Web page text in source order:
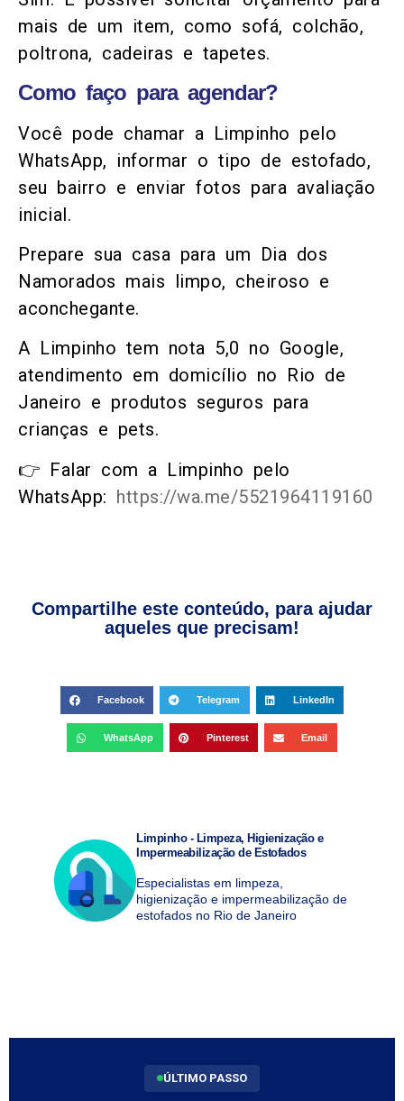
mais de um item, como sofá, colchão,
poltrona, cadeiras e tapetes.
Como faço para agendar?
Você pode chamar a Limpinho pelo
WhatsApp, informar o tipo de estofado,
seu bairro e enviar fotos para avaliação
inicial.
Prepare sua casa para um Dia dos
Namorados mais limpo, cheiroso e
aconchegante.
A Limpinho tem nota 5,0 no Google,
atendimento em domicílio no Rio de
Janeiro e produtos seguros para
crianças e pets.
👉 Falar com a Limpinho pelo
WhatsApp: https://wa.me/5521964119160
Compartilhe este conteúdo, para ajudar
aqueles que precisam!
Facebook Telegram LinkedIn
WhatsApp Pinterest Email
Limpinho - Limpeza, Higienização e
Impermeabilização de Estofados
Especialistas em limpeza,
higienização e impermeabilização de
estofados no Rio de Janeiro
ÚLTIMO PASSO